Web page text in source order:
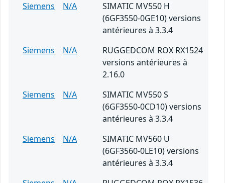
Siemens
N/A
SIMATIC MV550 H
(6GF3550-0GE10) versions
antérieures à 3.3.4
Siemens
N/A
RUGGEDCOM ROX RX1524
versions antérieures à
2.16.0
Siemens
N/A
SIMATIC MV550 S
(6GF3550-0CD10) versions
antérieures à 3.3.4
Siemens
N/A
SIMATIC MV560 U
(6GF3560-0LE10) versions
antérieures à 3.3.4